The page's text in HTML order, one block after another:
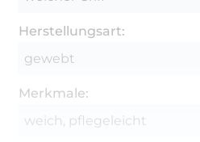
Herstellungsart:
gewebt
Merkmale:
weich, pflegeleicht